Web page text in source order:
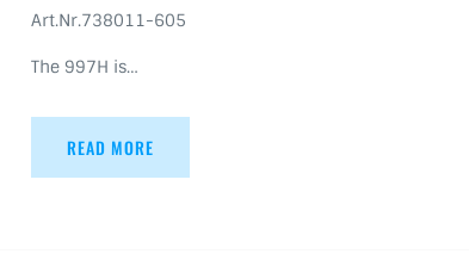
Art.Nr.738011-605
The 997H is…
READ MORE